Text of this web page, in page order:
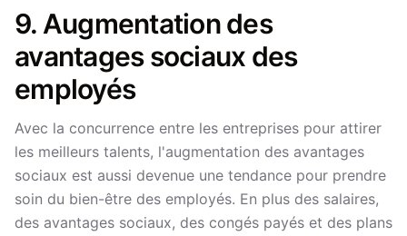
9. Augmentation des
avantages sociaux des
employés
Avec la concurrence entre les entreprises pour attirer
les meilleurs talents, l'augmentation des avantages
sociaux est aussi devenue une tendance pour prendre
soin du bien-être des employés. En plus des salaires,
des avantages sociaux, des congés payés et des plans